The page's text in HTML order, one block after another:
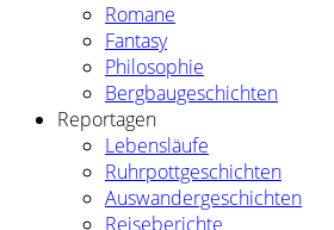
Romane
Fantasy
Philosophie
Bergbaugeschichten
Reportagen
Lebensläufe
Ruhrpottgeschichten
Auswandergeschichten
Reiseberichte